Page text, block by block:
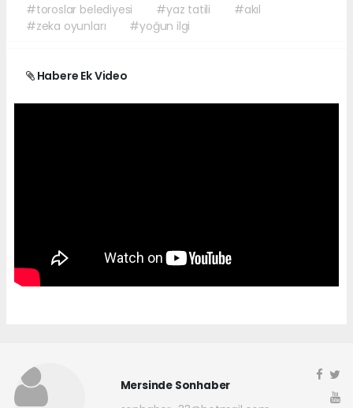
#toroslar belediyesi #yaz tatili
#akıl
#zeka oyunları
#yoğun ilgi
Habere Ek Video
Mersinde Sonhaber